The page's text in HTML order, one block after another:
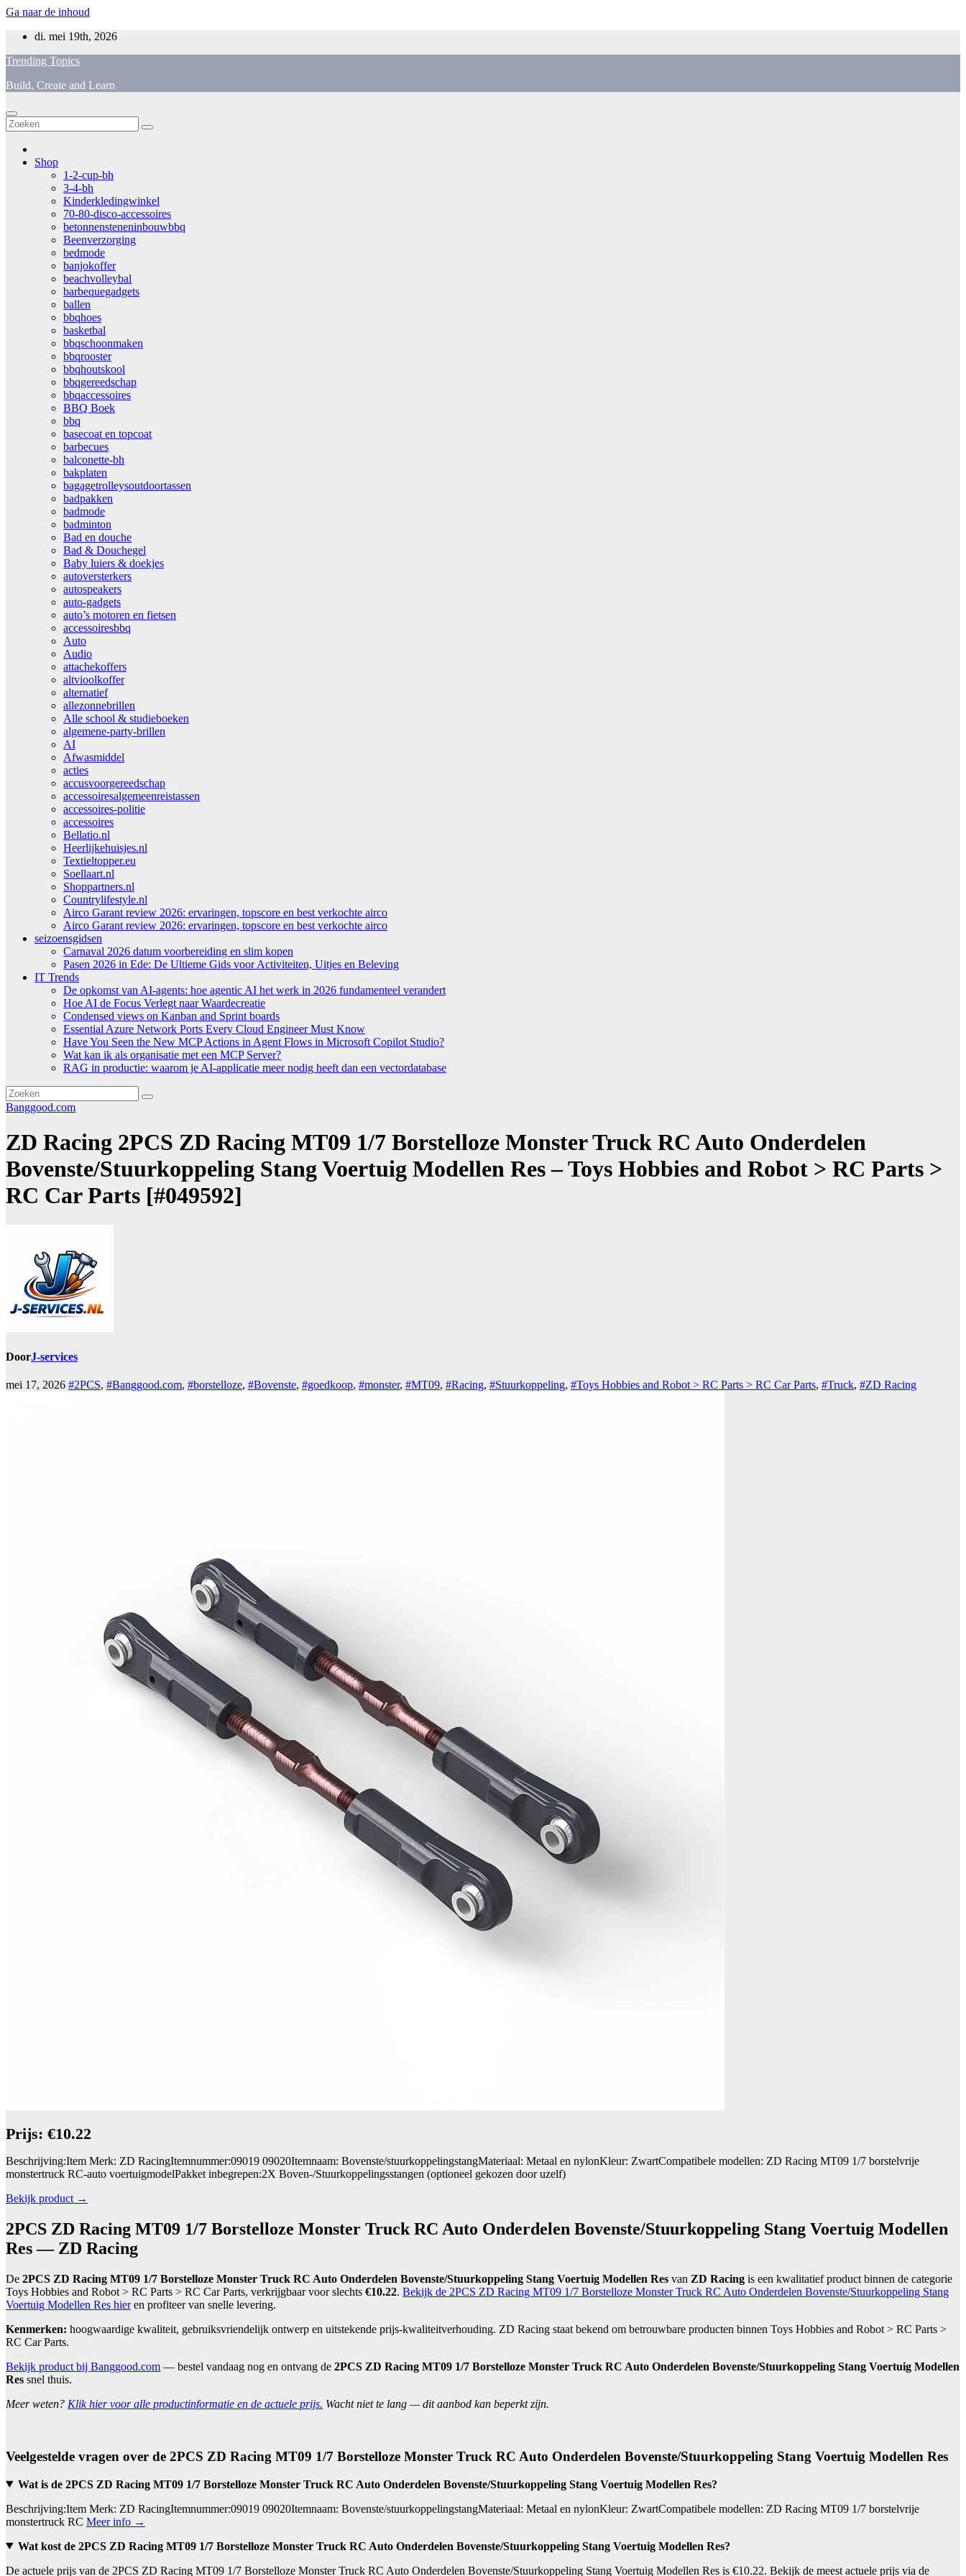
Ga naar de inhoud
di. mei 19th, 2026
Trending Topics
Build, Create and Learn
Shop
1-2-cup-bh
3-4-bh
Kinderkledingwinkel
70-80-disco-accessoires
betonnensteneninbouwbbq
Beenverzorging
bedmode
banjokoffer
beachvolleybal
barbequegadgets
ballen
bbqhoes
basketbal
bbqschoonmaken
bbqrooster
bbqhoutskool
bbqgereedschap
bbqaccessoires
BBQ Boek
bbq
basecoat en topcoat
barbecues
balconette-bh
bakplaten
bagagetrolleysoutdoortassen
badpakken
badmode
badminton
Bad en douche
Bad & Douchegel
Baby luiers & doekjes
autoversterkers
autospeakers
auto-gadgets
auto’s motoren en fietsen
accessoiresbbq
Auto
Audio
attachekoffers
altvioolkoffer
alternatief
allezonnebrillen
Alle school & studieboeken
algemene-party-brillen
AI
Afwasmiddel
acties
accusvoorgereedschap
accessoiresalgemeenreistassen
accessoires-politie
accessoires
Bellatio.nl
Heerlijkehuisjes.nl
Textieltopper.eu
Soellaart.nl
Shoppartners.nl
Countrylifestyle.nl
Airco Garant review 2026: ervaringen, topscore en best verkochte airco
Airco Garant review 2026: ervaringen, topscore en best verkochte airco
seizoensgidsen
Carnaval 2026 datum voorbereiding en slim kopen
Pasen 2026 in Ede: De Ultieme Gids voor Activiteiten, Uitjes en Beleving
IT Trends
De opkomst van AI-agents: hoe agentic AI het werk in 2026 fundamenteel verandert
Hoe AI de Focus Verlegt naar Waardecreatie
Condensed views on Kanban and Sprint boards
Essential Azure Network Ports Every Cloud Engineer Must Know
Have You Seen the New MCP Actions in Agent Flows in Microsoft Copilot Studio?
Wat kan ik als organisatie met een MCP Server?
RAG in productie: waarom je AI-applicatie meer nodig heeft dan een vectordatabase
Banggood.com
ZD Racing 2PCS ZD Racing MT09 1/7 Borstelloze Monster Truck RC Auto Onderdelen
Bovenste/Stuurkoppeling Stang Voertuig Modellen Res – Toys Hobbies and Robot > RC Parts >
RC Car Parts [#049592]
DoorJ-services
mei 17, 2026 #2PCS, #Banggood.com, #borstelloze, #Bovenste, #goedkoop, #monster, #MT09, #Racing, #Stuurkoppeling, #Toys Hobbies and Robot > RC Parts > RC Car Parts, #Truck, #ZD Racing
Prijs: €10.22
Beschrijving:Item Merk: ZD RacingItemnummer:09019 09020Itemnaam: Bovenste/stuurkoppelingstangMateriaal: Metaal en nylonKleur: ZwartCompatibele modellen: ZD Racing MT09 1/7 borstelvrije
monstertruck RC-auto voertuigmodelPakket inbegrepen:2X Boven-/Stuurkoppelingsstangen (optioneel gekozen door uzelf)
Bekijk product →
2PCS ZD Racing MT09 1/7 Borstelloze Monster Truck RC Auto Onderdelen Bovenste/Stuurkoppeling Stang Voertuig Modellen
Res — ZD Racing
De 2PCS ZD Racing MT09 1/7 Borstelloze Monster Truck RC Auto Onderdelen Bovenste/Stuurkoppeling Stang Voertuig Modellen Res van ZD Racing is een kwalitatief product binnen de categorie
Toys Hobbies and Robot > RC Parts > RC Car Parts, verkrijgbaar voor slechts €10.22. Bekijk de 2PCS ZD Racing MT09 1/7 Borstelloze Monster Truck RC Auto Onderdelen Bovenste/Stuurkoppeling Stang
Voertuig Modellen Res hieren profiteer van snelle levering.
Kenmerken: hoogwaardige kwaliteit, gebruiksvriendelijk ontwerp en uitstekende prijs-kwaliteitverhouding. ZD Racing staat bekend om betrouwbare producten binnen Toys Hobbies and Robot > RC Parts >
RC Car Parts.
Bekijk product bij Banggood.com — bestel vandaag nog en ontvang de 2PCS ZD Racing MT09 1/7 Borstelloze Monster Truck RC Auto Onderdelen Bovenste/Stuurkoppeling Stang Voertuig Modellen
Res snel thuis.
Meer weten? Klik hier voor alle productinformatie en de actuele prijs. Wacht niet te lang — dit aanbod kan beperkt zijn.
Veelgestelde vragen over de 2PCS ZD Racing MT09 1/7 Borstelloze Monster Truck RC Auto Onderdelen Bovenste/Stuurkoppeling Stang Voertuig Modellen Res
Wat is de 2PCS ZD Racing MT09 1/7 Borstelloze Monster Truck RC Auto Onderdelen Bovenste/Stuurkoppeling Stang Voertuig Modellen Res?
Beschrijving:Item Merk: ZD RacingItemnummer:09019 09020Itemnaam: Bovenste/stuurkoppelingstangMateriaal: Metaal en nylonKleur: ZwartCompatibele modellen: ZD Racing MT09 1/7 borstelvrije
monstertruck RC Meer info →
Wat kost de 2PCS ZD Racing MT09 1/7 Borstelloze Monster Truck RC Auto Onderdelen Bovenste/Stuurkoppeling Stang Voertuig Modellen Res?
De actuele prijs van de 2PCS ZD Racing MT09 1/7 Borstelloze Monster Truck RC Auto Onderdelen Bovenste/Stuurkoppeling Stang Voertuig Modellen Res is €10.22. Bekijk de meest actuele prijs via de